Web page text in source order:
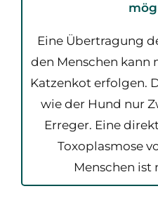
Eine Übertragung
den Menschen kann
Katzenkot erfolgen.
wie der Hund nur
Erreger. Eine
Toxoplasmose
Menschen